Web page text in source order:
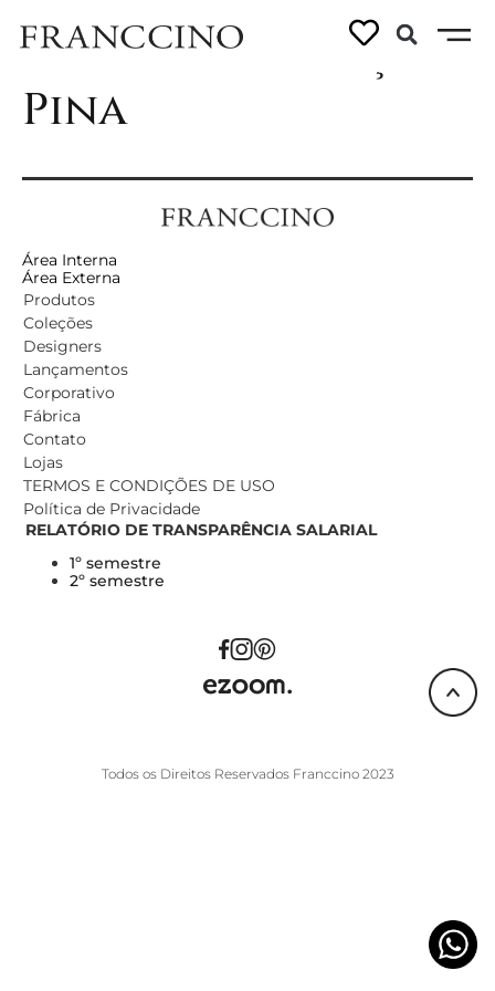
Bloco – Balanço
Pina
Área Interna
Área Externa
Produtos
Coleções
Designers
Lançamentos
Corporativo
Fábrica
Contato
Lojas
TERMOS E CONDIÇÕES DE USO
Política de Privacidade
RELATÓRIO DE TRANSPARÊNCIA SALARIAL
1º semestre
2º semestre
Todos os Direitos Reservados Franccino 2023